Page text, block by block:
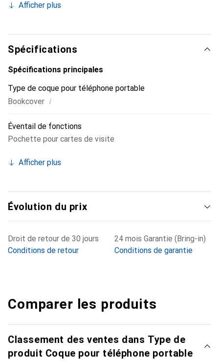
devient l'accessoire chic et indispensable pour votre
internationalement pour ses produits de haute qualité et
constitue un choix fiable pour une clientèle exigeante.
Afficher plus
Spécifications
Spécifications principales
Type de coque pour téléphone portable
Bookcover i
Éventail de fonctions
Pochette pour cartes de visite
Afficher plus
Évolution du prix
Droit de retour de 30 jours
Conditions de retour
24 mois Garantie (Bring-in)
Conditions de garantie
Comparer les produits
Classement des ventes dans Type de
produit Coque pour téléphone portable